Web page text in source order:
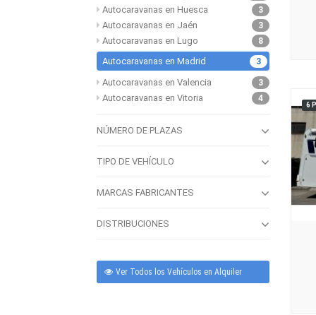
3
Autocaravanas en Huesca
3
Autocaravanas en Jaén
8
Autocaravanas en Lugo
3
Autocaravanas en Madrid
3
Autocaravanas en Valencia
4
Autocaravanas en Vitoria
NÚMERO DE PLAZAS
TIPO DE VEHÍCULO
MARCAS FABRICANTES
DISTRIBUCIONES
Ver Todos los Vehículos en Alquiler
6